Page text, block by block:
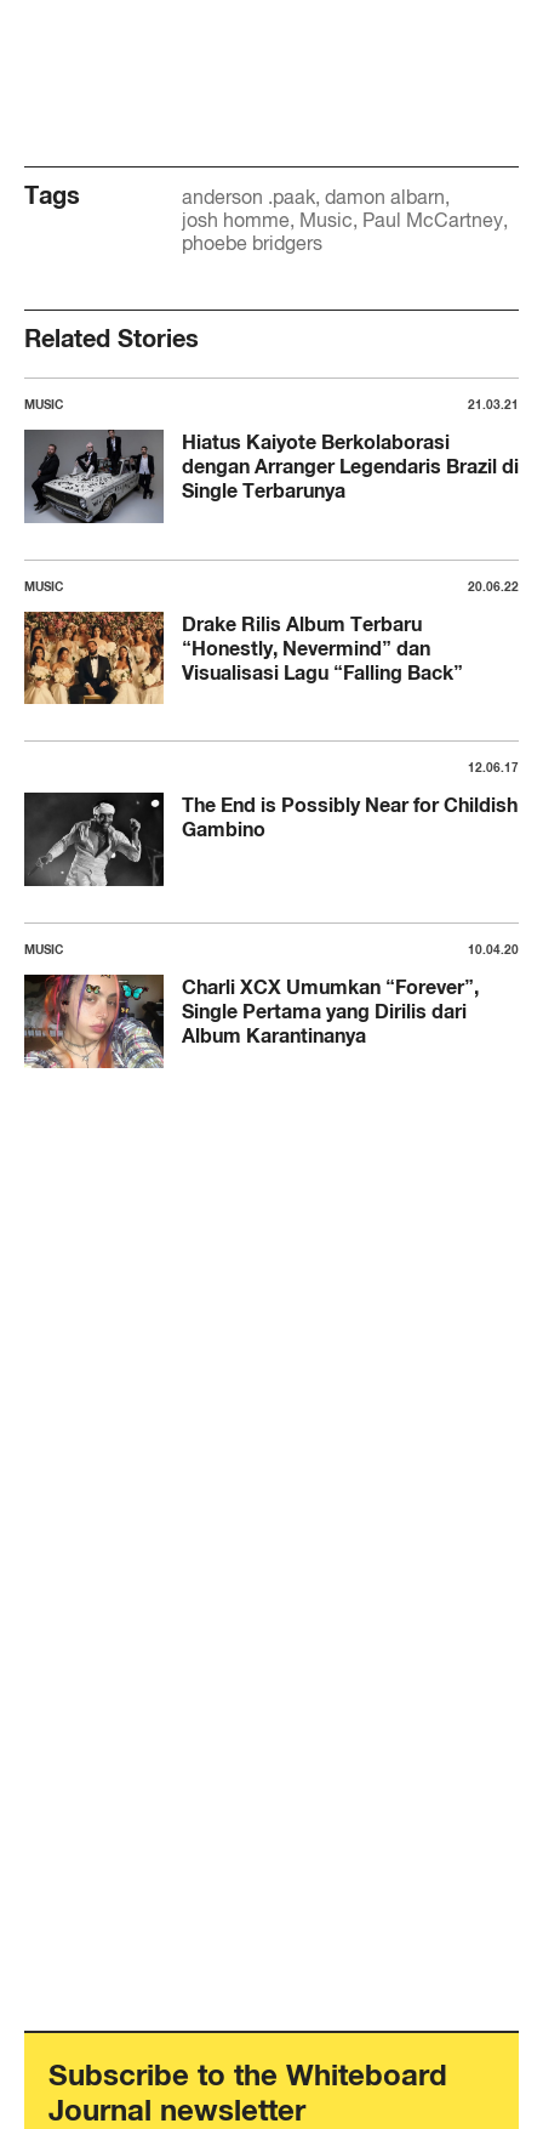
Tags anderson .paak damon albarn
josh homme Music Paul McCartney
phoebe bridgers
Related Stories
MUSIC 21.03.21
Hiatus Kaiyote Berkolaborasi
dengan Arranger Legendaris Brazil di
Single Terbarunya
MUSIC 20.06.22
Drake Rilis Album Terbaru
“Honestly, Nevermind” dan
Visualisasi Lagu “Falling Back”
12.06.17
The End is Possibly Near for Childish
Gambino
MUSIC 10.04.20
Charli XCX Umumkan “Forever”,
Single Pertama yang Dirilis dari
Album Karantinanya
Subscribe to the Whiteboard
Journal newsletter